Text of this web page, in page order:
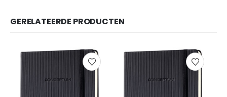
GERELATEERDE PRODUCTEN